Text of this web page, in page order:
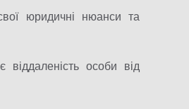
юридичні нюанси та
особи від